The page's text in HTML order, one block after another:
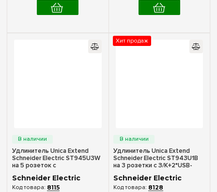
Удлинитель Unica Extend
Schneider Electric ST945U3W
на 5 розеток с
заземлением+2*USB-розетки,
3м, белый
Schneider Electric
8115
Хит продаж
Удлинитель Unica Extend
Schneider Electric ST943U1B
на 3 розетки с З/К+2*USB-
розетки, 1.5м, черный
Schneider Electric
8128